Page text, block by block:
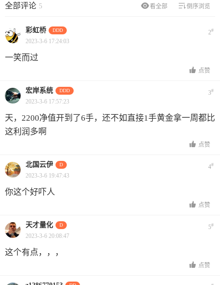
看全部 倒序浏览
全部评论 5
彩虹桥 DDD 2#
2023-3-6 17:24:03
一笑而过
点赞
宏岸系统 DDD 3#
2023-3-6 17:57:23
天，2200净值开到了6手，还不如直接1手黄金拿一周都比
这利润多啊
点赞
北国云伊 D 4#
2023-3-6 19:47:43
你这个好吓人
点赞
天才量化 D 5#
2023-3-6 20:08:47
这个有点，，，
点赞